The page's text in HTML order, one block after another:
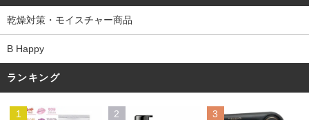
乾燥対策・モイスチャー商品
B Happy
ランキング
1 2 3